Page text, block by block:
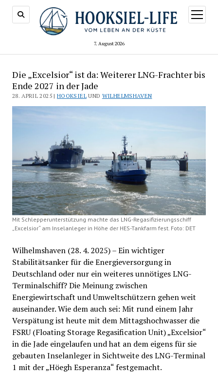
7. August 2026
Menü
öffnen
Die „Excelsior“ ist da: Weiterer LNG-Frachter bis
Ende 2027 in der Jade
28. APRIL 2025 |HOOKSIELUND WILHELMSHAVEN
Mit Schlepperunterstützung machte das LNG-Regasifizierungsschiff
„Excelsior“ am Inselanleger in Höhe der HES-Tankfarm fest. Foto: DET
Wilhelmshaven (28. 4. 2025) – Ein wichtiger
Stabilitätsanker für die Energieversorgung in
Deutschland oder nur ein weiteres unnötiges LNG-
Terminalschiff? Die Meinung zwischen
Energiewirtschaft und Umweltschützern gehen weit
auseinander. Wie dem auch sei: Mit rund einem Jahr
Verspätung ist heute mit dem Mittagshochwasser die
FSRU (Floating Storage Regasification Unit) „Excelsior“
in die Jade eingelaufen und hat an dem eigens für sie
gebauten Inselanleger in Sichtweite des LNG-Terminal
1 mit der „Höegh Esperanza“ festgemacht.